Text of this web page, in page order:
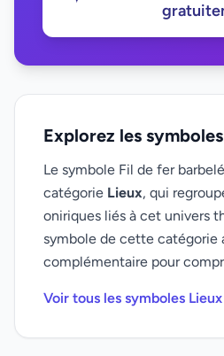
Explorez les
Le symbole Fil de fer
catégorie Lieux, qui
oniriques liés à cet univers
symbole de cette catégorie
complémentaire pour
Voir tous les symboles Lieux